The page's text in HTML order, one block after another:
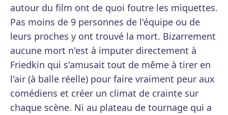
autour du film ont de quoi foutre les miquettes.
Pas moins de 9 personnes de l'équipe ou de
leurs proches y ont trouvé la mort. Bizarrement
aucune mort n'est à imputer directement à
Friedkin qui s'amusait tout de même à tirer en
l'air (à balle réelle) pour faire vraiment peur aux
comédiens et créer un climat de crainte sur
chaque scène. Ni au plateau de tournage qui a